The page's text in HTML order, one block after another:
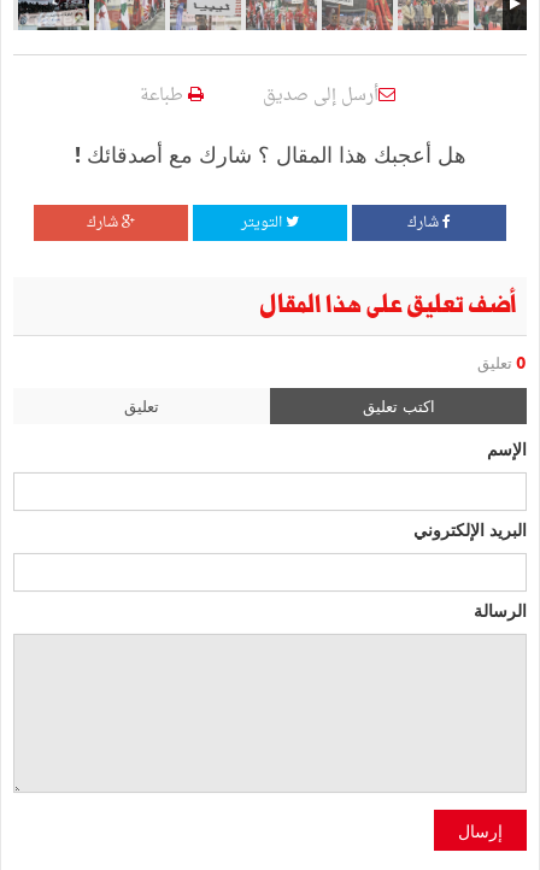
أرسل إلى صديق طباعة
هل أعجبك هذا المقال ؟ شارك مع أصدقائك !
شارك التويتر شارك
أضف تعليق على هذا المقال
0 تعليق
اكتب تعليق تعليق
الإسم
البريد الإلكتروني
الرسالة
إرسال